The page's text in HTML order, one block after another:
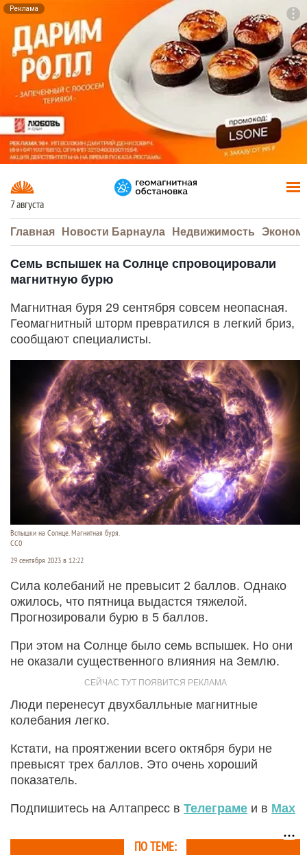
Реклама
7 августа
Главная Новости Барнаула Недвижимость
Семь вспышек на Солнце спровоцировали
магнитную бурю
Магнитная буря 29 сентября совсем неопасная.
Геомагнитный шторм превратился в легкий бриз,
сообщают специалисты.
Вспышки на Солнце. Магнитная буря.
СС0
29 сентября 2023 в 12:22
Сила колебаний не превысит 2 баллов. Однако
ожилось, что пятница выдастся тяжелой.
Прогнозировали бурю в 5 баллов.
При этом на Солнце было семь вспышек. Но они
не оказали существенного влияния на Землю.
Люди перенесут двухбалльные магнитные
колебания легко.
Кстати, на проятжении всего октября бури не
превысят трех баллов. Это очень хороший
показатель.
Подпишитесь на Алтапресс в Телеграме и в Max
ПО ТЕМЕ: